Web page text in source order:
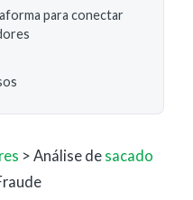
para conectar
> Análise de sacado